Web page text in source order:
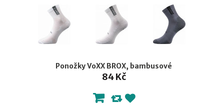
Ponožky VoXX BROX, bambusové
84 Kč